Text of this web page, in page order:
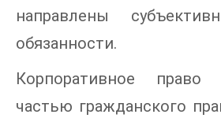
направлены
обязанности.
Корпоративное
частью гражданского